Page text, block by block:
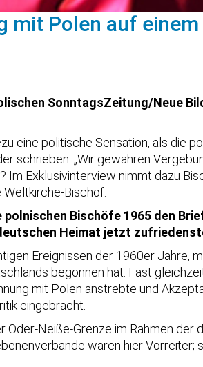
mit Polen auf einem
SonntagsZeitung/Neue
eine politische Sensation, als die
„Wir gewähren
Exklusivinterview nimmt dazu
Bischof.
Bischöfe 1965 den
Heimat jetzt
Ereignissen der 1960er Jahre,
begonnen hat. Fast
mit Polen anstrebte und
eingebracht.
Neiße-Grenze im Rahmen
waren hier Vorreiter;